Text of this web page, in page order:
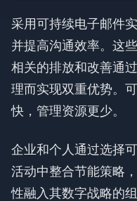
采用可持续电子邮件
并提高沟通效率。这
相关的排放和改善通
理而实现双重优势。
快，管理资源更少。
企业和个人通过选择
活动中整合节能策略
性融入其数字战略的